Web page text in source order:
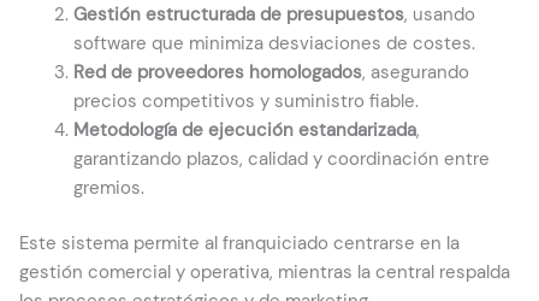
Gestión estructurada de presupuestos, usando
software que minimiza desviaciones de costes.
Red de proveedores homologados, asegurando
precios competitivos y suministro fiable.
Metodología de ejecución estandarizada,
garantizando plazos, calidad y coordinación entre
gremios.
Este sistema permite al franquiciado centrarse en la
gestión comercial y operativa, mientras la central respalda